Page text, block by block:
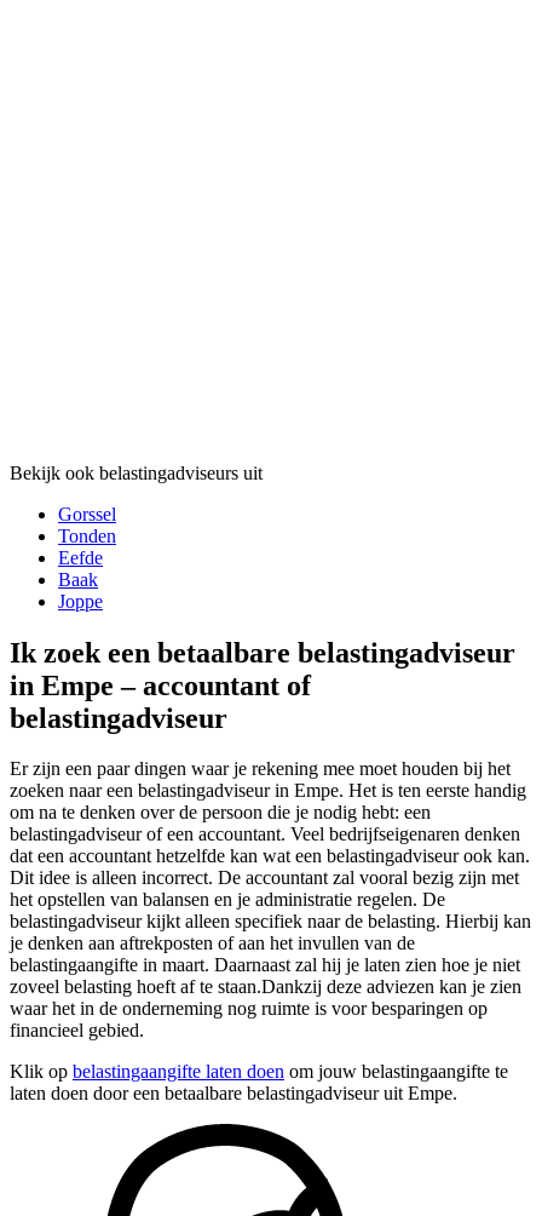
Bekijk ook belastingadviseurs uit
Gorssel
Tonden
Eefde
Baak
Joppe
Ik zoek een betaalbare belastingadviseur
in Empe – accountant of
belastingadviseur
Er zijn een paar dingen waar je rekening mee moet houden bij het
zoeken naar een belastingadviseur in Empe. Het is ten eerste handig
om na te denken over de persoon die je nodig hebt: een
belastingadviseur of een accountant. Veel bedrijfseigenaren denken
dat een accountant hetzelfde kan wat een belastingadviseur ook kan.
Dit idee is alleen incorrect. De accountant zal vooral bezig zijn met
het opstellen van balansen en je administratie regelen. De
belastingadviseur kijkt alleen specifiek naar de belasting. Hierbij kan
je denken aan aftrekposten of aan het invullen van de
belastingaangifte in maart. Daarnaast zal hij je laten zien hoe je niet
zoveel belasting hoeft af te staan.Dankzij deze adviezen kan je zien
waar het in de onderneming nog ruimte is voor besparingen op
financieel gebied.
Klik op belastingaangifte laten doen om jouw belastingaangifte te
laten doen door een betaalbare belastingadviseur uit Empe.